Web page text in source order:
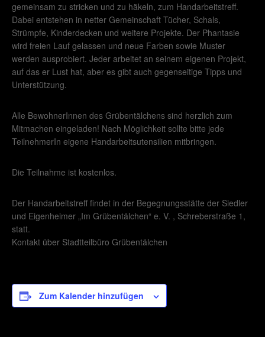
gemeinsam zu stricken und zu häkeln, zum Handarbeitstreff.
Dabei entstehen in netter Gemeinschaft Tücher, Schals,
Strümpfe, Kinderdecken und weitere Projekte. Der Phantasie
wird freien Lauf gelassen und neue Farben sowie Muster
werden ausprobiert. Jeder arbeitet an seinem eigenen Projekt,
auf das er Lust hat, aber es gibt auch gegenseitige Tipps und
Unterstützung.
Alle BewohnerInnen des Grübentälchens sind herzlich zum
Mitmachen eingeladen! Nach Möglichkeit sollte bitte jede
TeilnehmerIn eigene Handarbeitsutensilien mitbringen.
Die Teilnahme ist kostenlos.
Der Handarbeitstreff findet in der Begegnungsstätte der Siedler
und Eigenheimer „Im Grübentälchen“ e. V. , Schreberstraße 1,
statt.
Kontakt über Stadtteilbüro Grübentälchen
Zum Kalender hinzufügen